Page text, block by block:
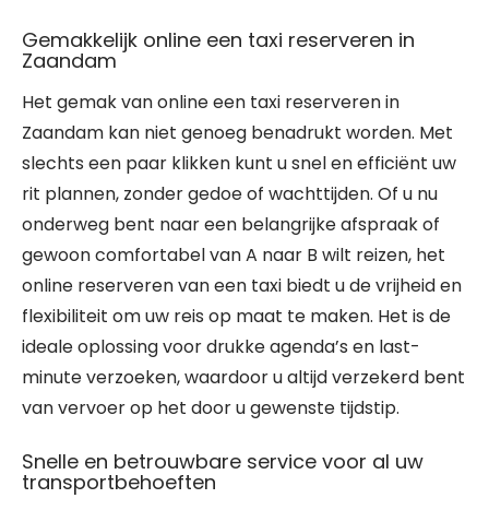
Gemakkelijk online een taxi reserveren in
Zaandam
Het gemak van online een taxi reserveren in
Zaandam kan niet genoeg benadrukt worden. Met
slechts een paar klikken kunt u snel en efficiënt uw
rit plannen, zonder gedoe of wachttijden. Of u nu
onderweg bent naar een belangrijke afspraak of
gewoon comfortabel van A naar B wilt reizen, het
online reserveren van een taxi biedt u de vrijheid en
flexibiliteit om uw reis op maat te maken. Het is de
ideale oplossing voor drukke agenda’s en last-
minute verzoeken, waardoor u altijd verzekerd bent
van vervoer op het door u gewenste tijdstip.
Snelle en betrouwbare service voor al uw
transportbehoeften